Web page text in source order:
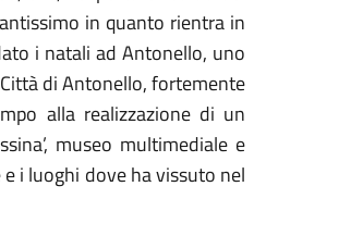
in quanto rientra in
i natali ad Antonello, uno
di Antonello, fortemente
alla realizzazione di un
museo multimediale e
i luoghi dove ha vissuto nel